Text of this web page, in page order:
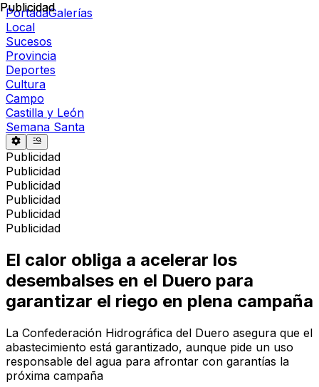
PortadaGalerías
Local
Sucesos
Provincia
Deportes
Cultura
Campo
Castilla y León
Semana Santa
Publicidad
Publicidad
Publicidad
Publicidad
Publicidad
Publicidad
Publicidad
El calor obliga a acelerar los
desembalses en el Duero para
garantizar el riego en plena campaña
La Confederación Hidrográfica del Duero asegura que el
abastecimiento está garantizado, aunque pide un uso
responsable del agua para afrontar con garantías la
próxima campaña
Publicidad